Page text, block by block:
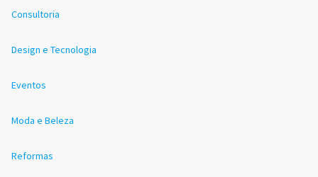
Consultoria
Design e Tecnologia
Eventos
Moda e Beleza
Reformas